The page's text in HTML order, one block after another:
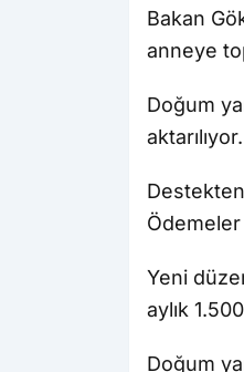
Bakan
anneye
Doğum
aktarılıyor.
Yeni
aylık
Doğum